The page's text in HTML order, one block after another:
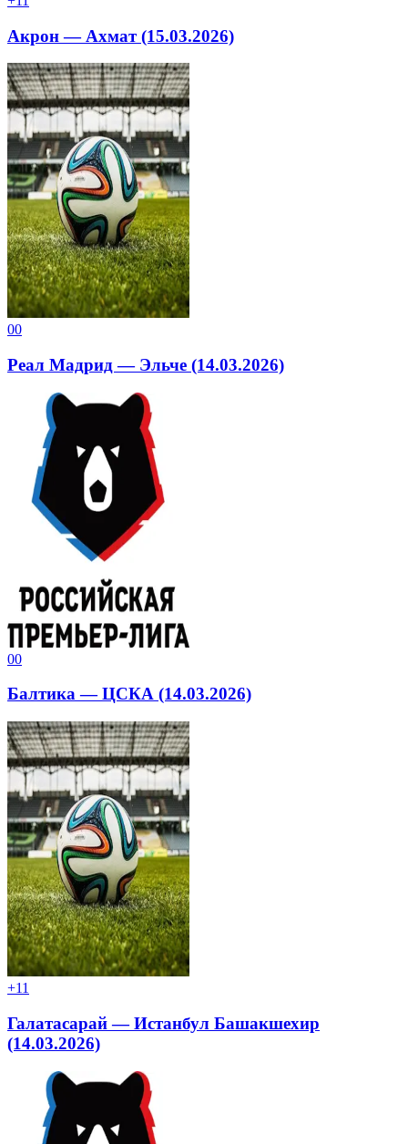
Акрон — Ахмат (15.03.2026)
00
Реал Мадрид — Эльче (14.03.2026)
00
Балтика — ЦСКА (14.03.2026)
+11
Галатасарай — Истанбул Башакшехир
(14.03.2026)